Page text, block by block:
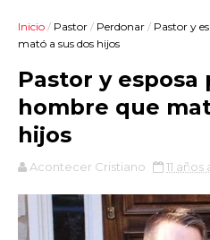
Inicio / Pastor / Perdonar / Pastor y
mató a sus dos hijos
Pastor y esposa
hombre que
hijos
Acontecer Cristiano 11 años